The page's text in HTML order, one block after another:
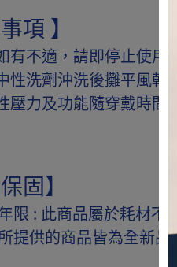
項 】
有不適，請即停止使用
性洗劑沖洗後攤平風乾
壓力及功能隨穿戴時間
固】
限 : 此商品屬於耗材不
提供的商品皆為全新品